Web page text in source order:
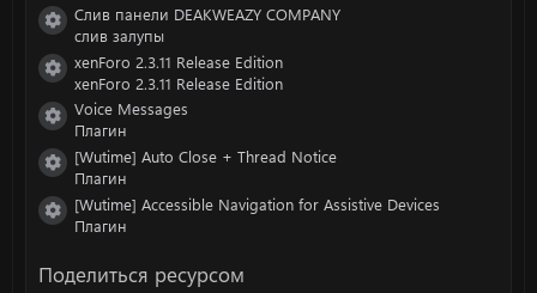
Иконка ресурса
Слив панели DEAKWEAZY COMPANY
слив залупы
Иконка ресурса
xenForo 2.3.11 Release Edition
xenForo 2.3.11 Release Edition
Иконка ресурса
Voice Messages
Плагин
Иконка ресурса
[Wutime] Auto Close + Thread Notice
Плагин
Иконка ресурса
[Wutime] Accessible Navigation for Assistive Devices
Плагин
Поделиться ресурсом